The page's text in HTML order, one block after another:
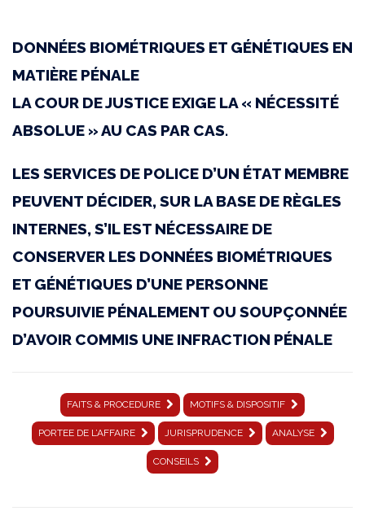
novembre
2025
|
57/23
|
prezidium
de
biométriques
génétiques)
DONNÉES BIOMÉTRIQUES ET GÉNÉTIQUES EN
MATIÈRE PÉNALE
LA COUR DE JUSTICE EXIGE LA « NÉCESSITÉ
ABSOLUE » AU CAS PAR CAS.
LES SERVICES DE POLICE D’UN ÉTAT MEMBRE
PEUVENT DÉCIDER, SUR LA BASE DE RÈGLES
INTERNES, S’IL EST NÉCESSAIRE DE
CONSERVER LES DONNÉES BIOMÉTRIQUES
ET GÉNÉTIQUES D’UNE PERSONNE
POURSUIVIE PÉNALEMENT OU SOUPÇONNÉE
D’AVOIR COMMIS UNE INFRACTION PÉNALE
FAITS & PROCEDURE MOTIFS & DISPOSITIF
PORTEE DE L’AFFAIRE JURISPRUDENCE ANALYSE
CONSEILS